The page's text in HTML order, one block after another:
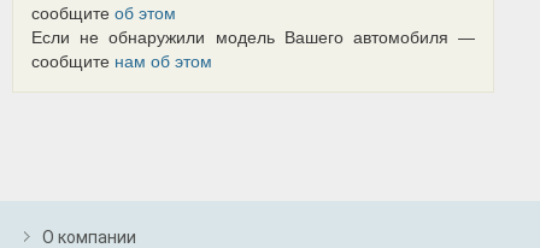
сообщите об этом
Если не обнаружили модель Вашего автомобиля —
сообщите нам об этом
О компании